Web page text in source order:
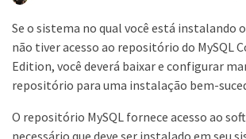
Se o sistema no qual você está instalando
não tiver acesso ao repositório do MySQL
Edition, você deverá baixar e configurar
repositório para uma instalação bem-
O repositório MySQL fornece acesso ao
necessário que deve ser instalado em seu